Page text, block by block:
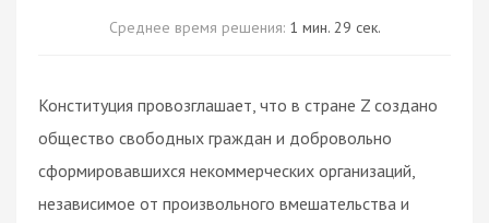
Среднее время решения: 1 мин. 29 сек.
Конституция провозглашает, что в стране Z создано
общество свободных граждан и добровольно
сформировавшихся некоммерческих организаций,
независимое от произвольного вмешательства и